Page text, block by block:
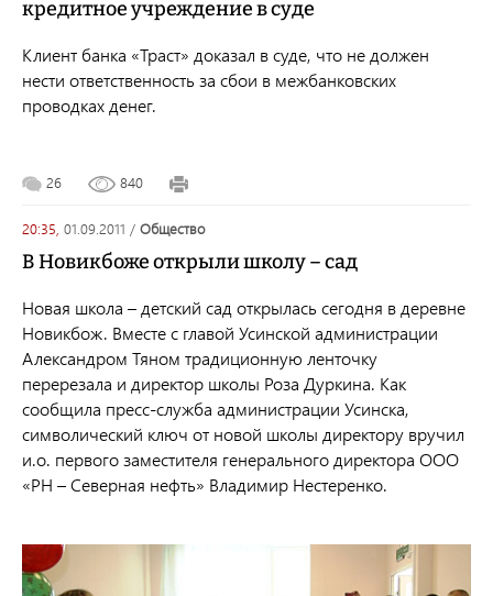
кредитное учреждение в суде
Клиент банка «Траст» доказал в суде, что не должен
нести ответственность за сбои в межбанковских
проводках денег.
26 840
20:35, 01.09.2011 / общество
В Новикбоже открыли школу – сад
Новая школа – детский сад открылась сегодня в деревне
Новикбож. Вместе с главой Усинской администрации
Александром Тяном традиционную ленточку
перерезала и директор школы Роза Дуркина. Как
сообщила пресс-служба администрации Усинска,
символический ключ от новой школы директору вручил
и.о. первого заместителя генерального директора ООО
«РН – Северная нефть» Владимир Нестеренко.